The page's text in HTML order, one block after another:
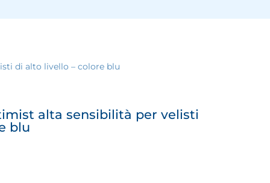
di alto livello – colore blu
alta sensibilità per velisti
blu